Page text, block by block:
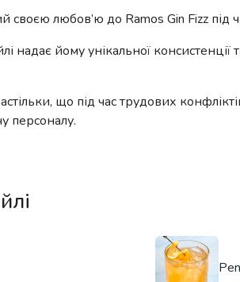
своєю любов’ю до Ramos Gin Fizz під
надає йому унікальної
що під час трудових
персоналу.